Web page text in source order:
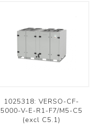
1025318: VERSO-CF-
5000-V-E-R1-F7/M5-C5
(excl C5.1)